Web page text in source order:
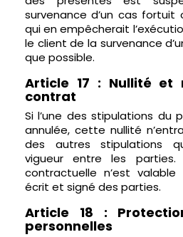
survenance d’un cas
qui en empêcherait
le client de la survenance
que possible.
Article 17 : Nullité et
contrat
Si l’une des stipulations
annulée, cette nullité
des autres stipulations
vigueur entre les parties.
contractuelle n’est valable
écrit et signé des parties.
Article 18 :
personnelles